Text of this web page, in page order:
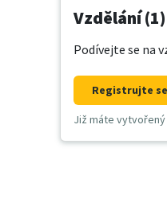
Vzdělání (1)
Podívejte se na
Registrujte
Již máte vytvořený